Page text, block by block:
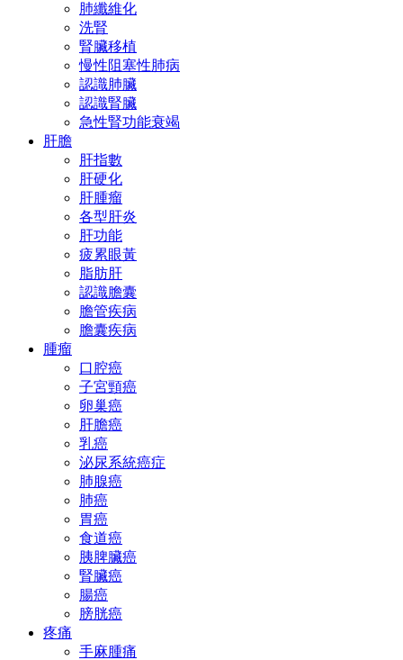
肺纖維化
洗腎
腎臟移植
慢性阻塞性肺病
認識肺臟
認識腎臟
急性腎功能衰竭
肝膽
肝指數
肝硬化
肝腫瘤
各型肝炎
肝功能
疲累眼黃
脂肪肝
認識膽囊
膽管疾病
膽囊疾病
腫瘤
口腔癌
子宮頸癌
卵巢癌
肝膽癌
乳癌
泌尿系統癌症
肺腺癌
肺癌
胃癌
食道癌
胰脾臟癌
腎臟癌
腸癌
膀胱癌
疼痛
手麻腫痛